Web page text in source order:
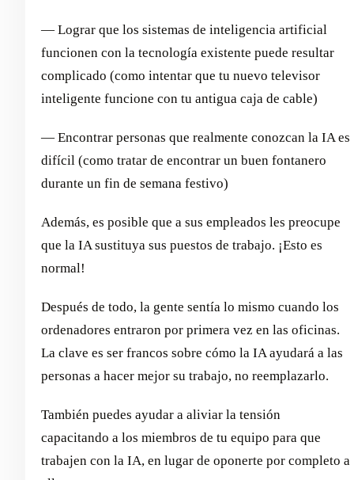
— Lograr que los sistemas de inteligencia artificial
funcionen con la tecnología existente puede resultar
complicado (como intentar que tu nuevo televisor
inteligente funcione con tu antigua caja de cable)
— Encontrar personas que realmente conozcan la IA es
difícil (como tratar de encontrar un buen fontanero
durante un fin de semana festivo)
Además, es posible que a sus empleados les preocupe
que la IA sustituya sus puestos de trabajo. ¡Esto es
normal!
Después de todo, la gente sentía lo mismo cuando los
ordenadores entraron por primera vez en las oficinas.
La clave es ser francos sobre cómo la IA ayudará a las
personas a hacer mejor su trabajo, no reemplazarlo.
También puedes ayudar a aliviar la tensión
capacitando a los miembros de tu equipo para que
trabajen con la IA, en lugar de oponerte por completo a